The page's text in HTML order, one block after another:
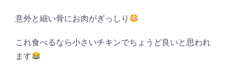
意外と細い骨にお肉がぎっしり
これ食べるなら小さいチキンでちょうど良いと思われ
ます